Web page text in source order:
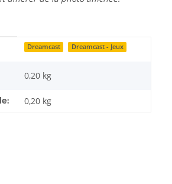
Dreamcast Dreamcast - Jeux
0,20 kg
0,20 kg